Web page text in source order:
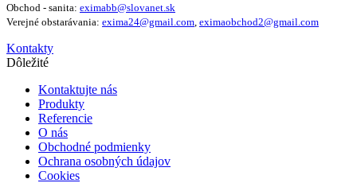
Obchod - sanita: eximabb@slovanet.sk
Verejné obstarávania: exima24@gmail.com eximaobchod2@gmail.com
Kontakty
Dôležité
Kontaktujte nás
Produkty
Referencie
O nás
Obchodné podmienky
Ochrana osobných údajov
Cookies